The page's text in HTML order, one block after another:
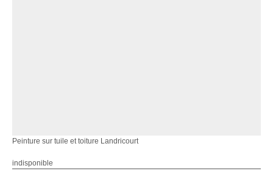
Peinture sur tuile et toiture Landricourt
indisponible